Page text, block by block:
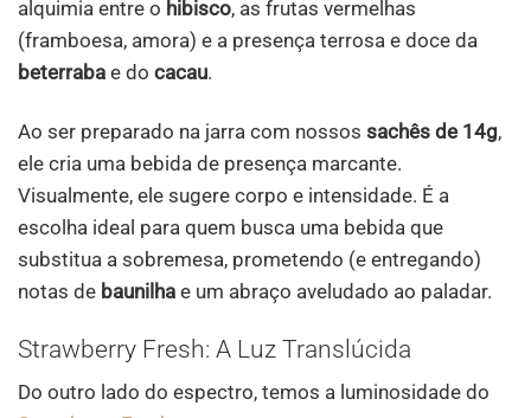
alquimia entre o hibisco, as frutas vermelhas
(framboesa, amora) e a presença terrosa e doce da
beterraba e do cacau.
Ao ser preparado na jarra com nossos sachês de 14g,
ele cria uma bebida de presença marcante.
Visualmente, ele sugere corpo e intensidade. É a
escolha ideal para quem busca uma bebida que
substitua a sobremesa, prometendo (e entregando)
notas de baunilha e um abraço aveludado ao paladar.
Strawberry Fresh: A Luz Translúcida
Do outro lado do espectro, temos a luminosidade do